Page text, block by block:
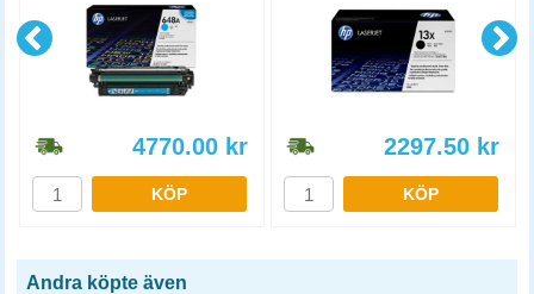
4770.00 kr
KÖP
2297.50 kr
KÖP
Andra köpte även